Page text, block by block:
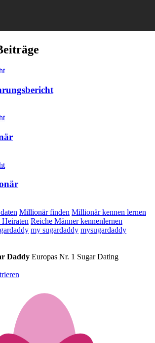
Millionär finden Millionär kennen lernen
Reiche Männer kennenlernen
my sugardaddy mysugardaddy
Daddy Europas Nr. 1 Sugar Dating